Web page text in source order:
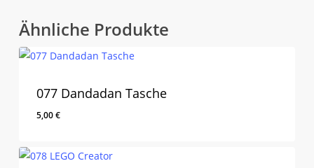
Ähnliche Produkte
077 Dandadan Tasche
5,00€